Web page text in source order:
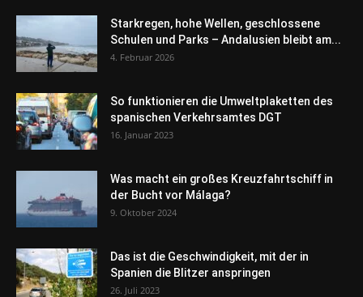
Starkregen, hohe Wellen, geschlossene
Schulen und Parks – Andalusien bleibt am...
4. Februar 2026
So funktionieren die Umweltplaketten des
spanischen Verkehrsamtes DGT
16. Januar 2023
Was macht ein großes Kreuzfahrtschiff in
der Bucht vor Málaga?
9. Oktober 2024
Das ist die Geschwindigkeit, mit der in
Spanien die Blitzer anspringen
26. Juli 2023